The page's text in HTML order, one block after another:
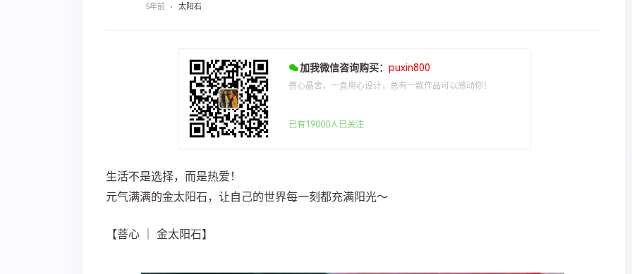
5年前 太阳石
加我微信咨询购买： puxin800
菩心晶舍，一直用心设计，总有一款作品可以感动你！
已有19000人已关注
生活不是选择，而是热爱！
元气满满的金太阳石，让自己的世界每一刻都充满阳光～
【菩心 ｜ 金太阳石】